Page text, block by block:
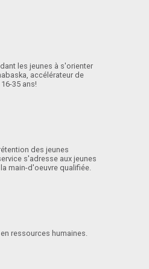
les jeunes à s'orienter
accélérateur de
35 ans!
des jeunes
s'adresse aux jeunes
main-d'oeuvre qualifiée.
ressources humaines.